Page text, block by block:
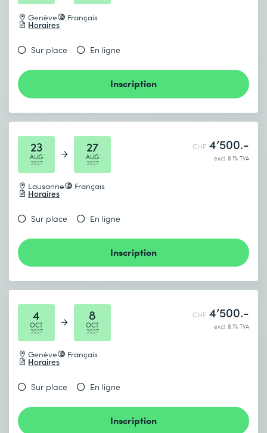
Genève Français
Horaires
Sur place En ligne
Inscription
23
AUG
2027
27
AUG
2027
Lausanne Français
Horaires
CHF 4’500.-
excl. 8.1% TVA
Sur place En ligne
Inscription
4
OCT
2027
8
OCT
2027
Genève Français
Horaires
CHF 4’500.-
excl. 8.1% TVA
Sur place En ligne
Inscription